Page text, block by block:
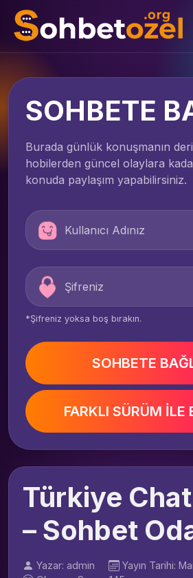
SOHBETE
Burada günlük konuşmanın
hobilerden güncel olaylara
konuda paylaşım yapabilirsiniz.
*Şifreniz yoksa boş bırakın.
SOHBETE
FARKLI SÜRÜM İLE
Türkiye
– Sohbet
Yazar: admin
Yayın Tarihi: